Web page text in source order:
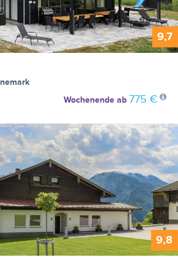
9,7
Wochenendeab 775 €
9,8